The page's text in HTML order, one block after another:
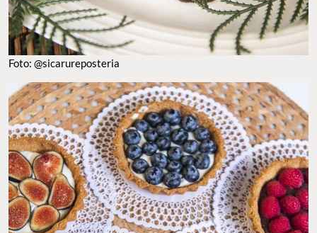
Foto: @sicarureposteria